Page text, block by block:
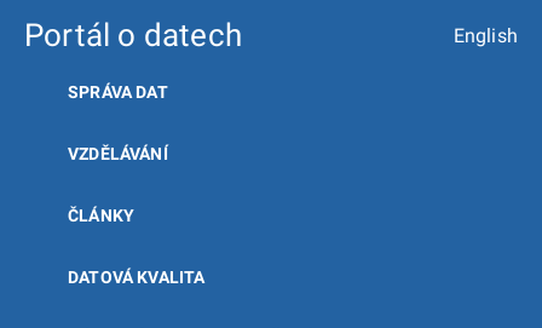
Portál o datech English
SPRÁVA DAT
VZDĚLÁVÁNÍ
ČLÁNKY
DATOVÁ KVALITA